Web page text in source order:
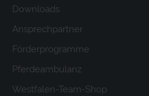
Downloads
Ansprechpartner
Förderprogramme
Pferdeambulanz
Westfalen-Team-Shop